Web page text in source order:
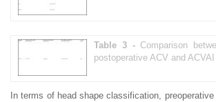
Table 3 - Comparison
postoperative ACV and ACVAI
In terms of head shape classification,